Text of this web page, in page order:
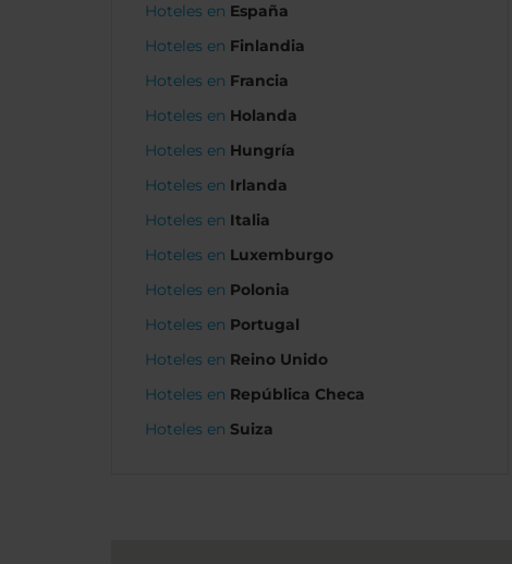
Hoteles en España
Hoteles en Finlandia
Hoteles en Francia
Hoteles en Holanda
Hoteles en Hungría
Hoteles en Irlanda
Hoteles en Italia
Hoteles en Luxemburgo
Hoteles en Polonia
Hoteles en Portugal
Hoteles en Reino Unido
Hoteles en República Checa
Hoteles en Suiza